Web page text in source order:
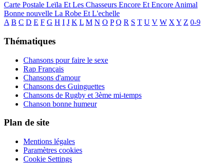
Carte Postale Leïla Et Les Chasseurs Encore Et Encore Animal
Bonne nouvelle La Robe Et L'echelle
A B C D E F G H I J K L M N O P Q R S T U V W X Y Z 0-9
Thématiques
Chansons pour faire le sexe
Rap Français
Chansons d'amour
Chansons des Guinguettes
Chansons de Rugby et 3ème mi-temps
Chanson bonne humeur
Plan de site
Mentions légales
Paramètres cookies
Cookie Settings